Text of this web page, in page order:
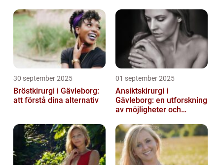
30 september 2025
Bröstkirurgi i Gävleborg:
att förstå dina alternativ
01 september 2025
Ansiktskirurgi i
Gävleborg: en utforskning
av möjligheter och